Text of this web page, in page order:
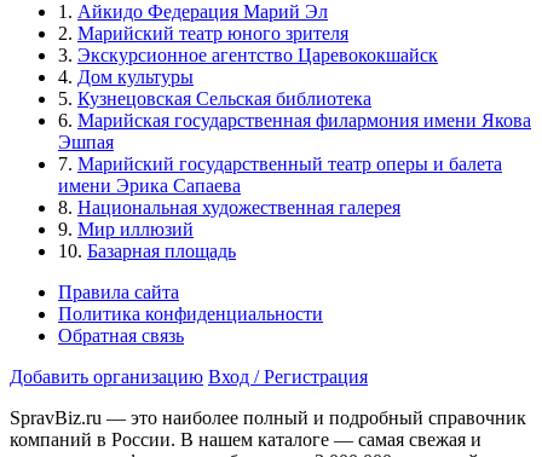
1. Айкидо Федерация Марий Эл
2. Марийский театр юного зрителя
3. Экскурсионное агентство Царевококшайск
4. Дом культуры
5. Кузнецовская Сельская библиотека
6. Марийская государственная филармония имени Якова
Эшпая
7. Марийский государственный театр оперы и балета
имени Эрика Сапаева
8. Национальная художественная галерея
9. Мир иллюзий
10. Базарная площадь
Правила сайта
Политика конфиденциальности
Обратная связь
Добавить организацию Вход / Регистрация
SpravBiz.ru — это наиболее полный и подробный справочник
компаний в России. В нашем каталоге — самая свежая и